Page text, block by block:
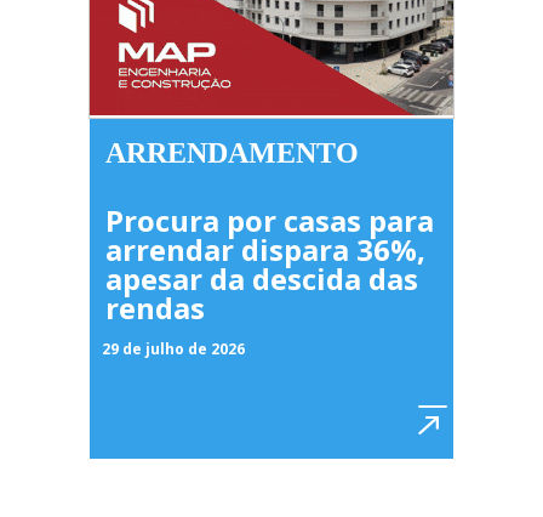
ARRENDAMENTO
Procura por casas para
arrendar dispara 36%,
apesar da descida das
rendas
29 de julho de 2026